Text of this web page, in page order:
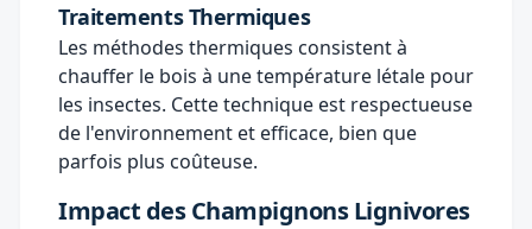
Traitements Thermiques
Les méthodes thermiques consistent à
chauffer le bois à une température létale pour
les insectes. Cette technique est respectueuse
de l'environnement et efficace, bien que
parfois plus coûteuse.
Impact des Champignons Lignivores